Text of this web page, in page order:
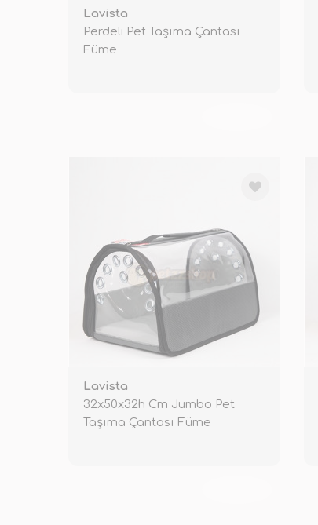
Lavista
Perdeli Pet Taşıma Çantası
Füme
Lavista
32x50x32h Cm Jumbo Pet
Taşıma Çantası Füme